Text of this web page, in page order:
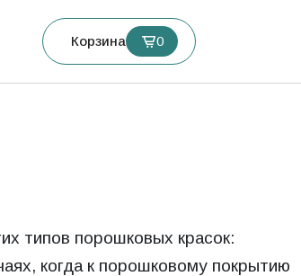
Корзина 0
типов порошковых красок:
когда к порошковому покрытию